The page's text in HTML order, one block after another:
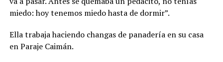
miedo: hoy tenemos miedo hasta de dormir”.
Ella trabaja haciendo changas de panadería en su casa
en Paraje Caimán.